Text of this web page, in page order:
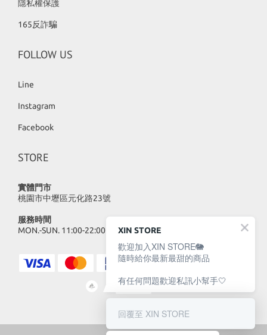
隱私權保護
165反詐騙
FOLLOW US
Line
Instagram
Facebook
STORE
實體門市
桃園市中壢區元化路23號
服務時間
MON.-SUN. 11:00-22:00
XIN STORE
歡迎加入XIN STORE🐘
隨時給你最新最甜的商品
有任何問題歡迎私訊小幫手🤍
回覆至 XIN STORE